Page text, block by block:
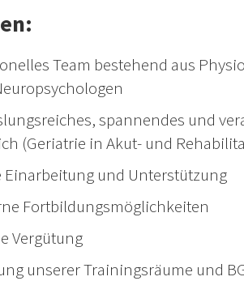
Team bestehend aus
spannendes und
(Geriatrie in Akut- und
und Unterstützung
Fortbildungsmöglichkeiten
Vergütung
unserer Trainingsräume und